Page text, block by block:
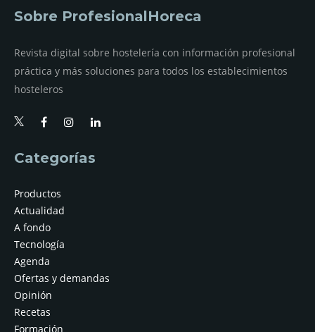
Sobre ProfesionalHoreca
Revista digital sobre hostelería con información profesional
práctica y más soluciones para todos los establecimientos
hosteleros
Categorías
Productos
Actualidad
A fondo
Tecnología
Agenda
Ofertas y demandas
Opinión
Recetas
Formación